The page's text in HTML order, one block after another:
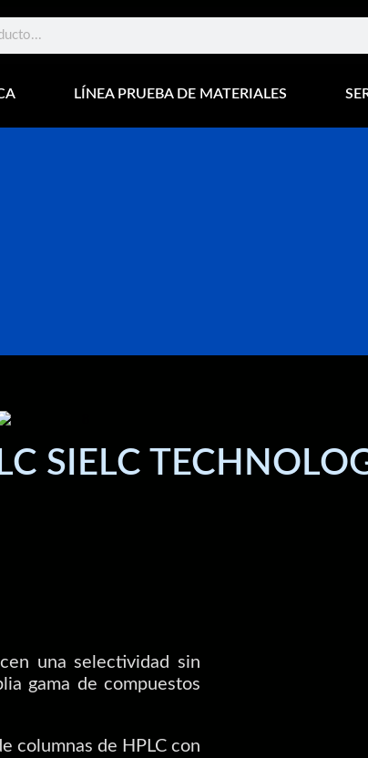
LÍNEA PRUEBA DE MATERIALES
SIELC
una selectividad sin
gama de compuestos
columnas de HPLC con